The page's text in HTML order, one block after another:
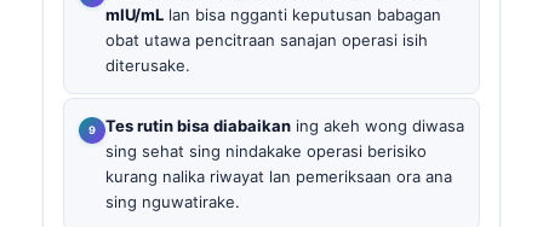
mIU/mL lan bisa ngganti keputusan babagan
obat utawa pencitraan sanajan operasi isih
diterusake.
Tes rutin bisa diabaikan ing akeh wong diwasa
sing sehat sing nindakake operasi berisiko
kurang nalika riwayat lan pemeriksaan ora ana
sing nguwatirake.